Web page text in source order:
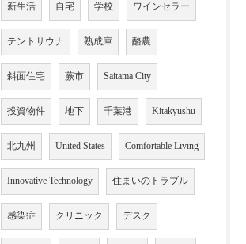
新生活 自宅 学校 ワインセラー
テントサウナ 熟成庫 酪農
斜面住宅 蕨市 Saitama City
投資物件 地下 千葉港 Kitakyushu
北九州 United States Comfortable Living
Innovative Technology 住まいのトラブル
感染症 クリニック デスク